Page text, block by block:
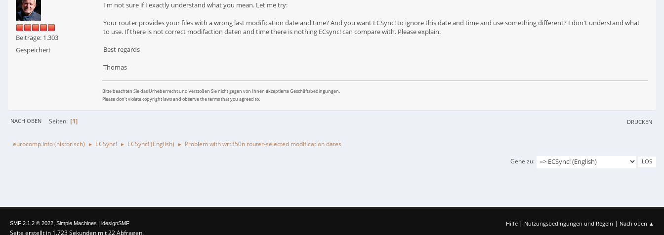
Beiträge: 1.303
Gespeichert
I'm not sure if I exactly understand what you mean. Let me try:
Your router provides your files with a wrong last modification date and time? And you want ECSync! to ignore this date and time and use something different? I don't understand what
to use. If there is not correct modifaction daten and time there is nothing ECsync! can compare with. Please explain.
Best regards
Thomas
Bitte beachten Sie das Urheberrecht und verstoßen Sie nicht gegen von Ihnen akzeptierte Geschäftsbedingungen.
Please don't violate copyright laws and observe the terms that you agreed to.
DRUCKEN
NACH OBEN Seiten 1
eurocomp.info (historisch) ► ECSync! ► ECSync! (English) ► Problem with wrt350n router-selected modification dates
Gehe zu
Hilfe | Nutzungsbedingungen und Regeln | Nach oben ▲
SMF 2.1.2 © 2022, Simple Machines | idesignSMF
Seite erstellt in 1.723 Sekunden mit 22 Abfragen.